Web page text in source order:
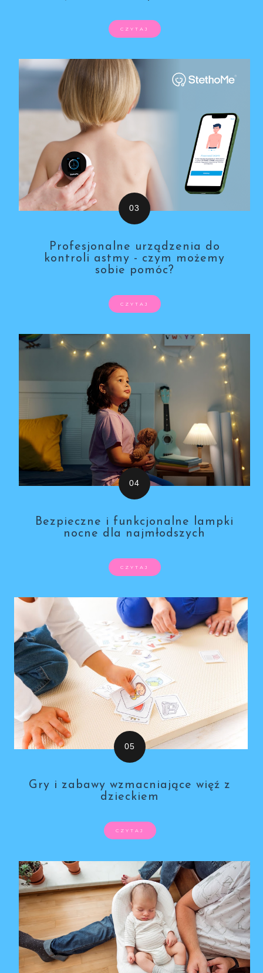
CZYTAJ
Profesjonalne urządzenia do
kontroli astmy - czym możemy
sobie pomóc?
CZYTAJ
Bezpieczne i funkcjonalne lampki
nocne dla najmłodszych
CZYTAJ
Gry i zabawy wzmacniające więź z
dzieckiem
CZYTAJ